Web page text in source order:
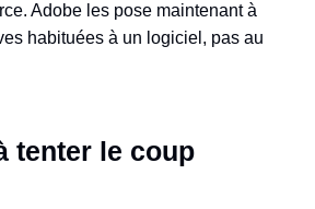
Adobe les pose maintenant à
habituées à un logiciel, pas au
tenter le coup